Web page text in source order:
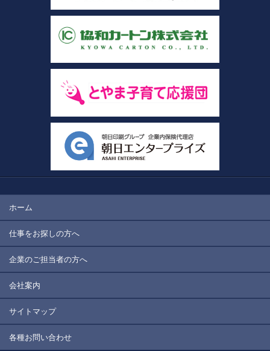
ホーム
仕事をお探しの方へ
企業のご担当者の方へ
会社案内
サイトマップ
各種お問い合わせ